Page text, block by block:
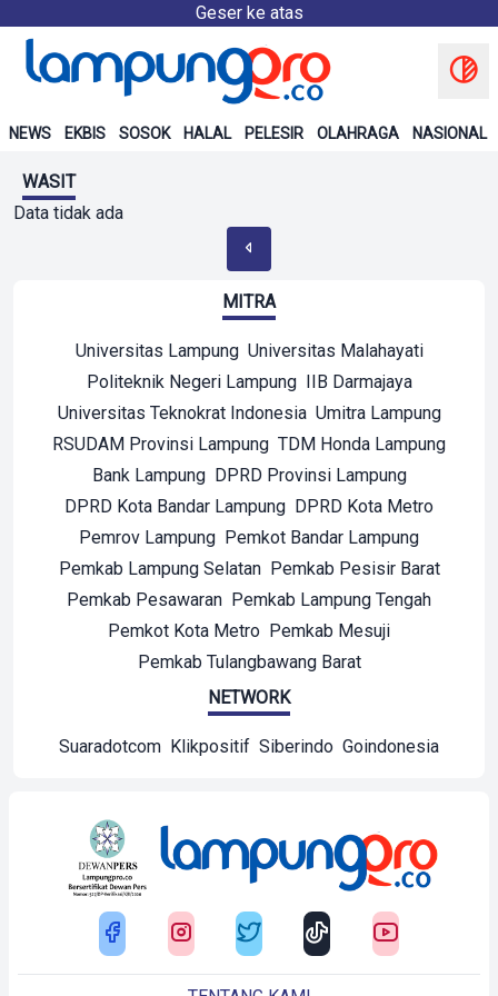
Geser ke atas
NEWS EKBIS SOSOK HALAL PELESIR OLAHRAGA NASIONAL
WASIT
Data tidak ada
MITRA
Universitas Lampung Universitas Malahayati
Politeknik Negeri Lampung IIB Darmajaya
Universitas Teknokrat Indonesia Umitra Lampung
RSUDAM Provinsi Lampung TDM Honda Lampung
Bank Lampung DPRD Provinsi Lampung
DPRD Kota Bandar Lampung DPRD Kota Metro
Pemrov Lampung Pemkot Bandar Lampung
Pemkab Lampung Selatan Pemkab Pesisir Barat
Pemkab Pesawaran Pemkab Lampung Tengah
Pemkot Kota Metro Pemkab Mesuji
Pemkab Tulangbawang Barat
NETWORK
Suaradotcom Klikpositif Siberindo Goindonesia